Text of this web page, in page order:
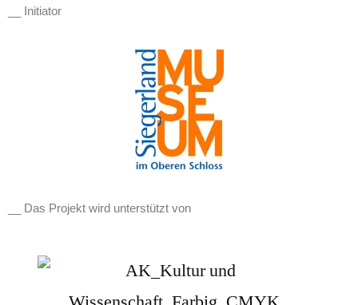
__ Initiator
__ Das Projekt wird unterstützt von